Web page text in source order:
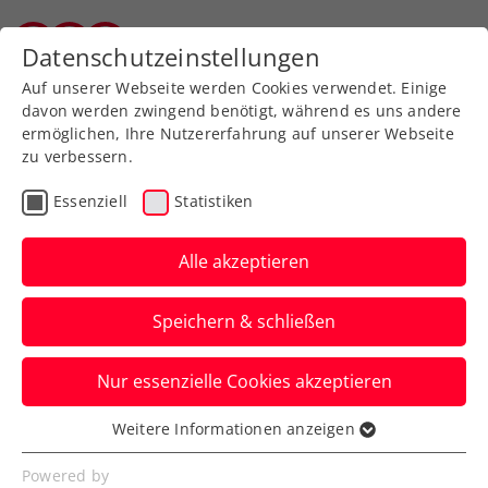
Zurück zur Newsübersicht
ATP
ATP Brisbane: Miedler
startet Saison 2026 mit
Titelgewinn
Das ÖTV-Ass schlägt mit Francisco Cabral
im Endspiel die im Moment beste
Datenschutzeinstellungen
Auf unserer Webseite werden Cookies verwendet. Einige
davon werden zwingend benötigt, während es uns andere
ermöglichen, Ihre Nutzererfahrung auf unserer Webseite
zu verbessern.
Essenziell Statistiken
Alle akzeptieren
Speichern & schließen
Nur essenzielle Cookies akzeptieren
Essenziell
Essenzielle Cookies werden für grundlegende
Weitere Informationen anzeigen
Powered by